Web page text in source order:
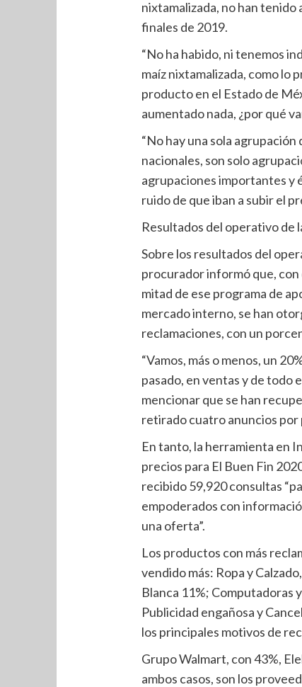
nixtamalizada, no han
finales de 2019.
“No ha habido, ni tenemos
maíz nixtamalizada, como lo
producto en el Estado de
aumentado nada, ¿por qué
“No hay una sola
nacionales, son solo
agrupaciones importantes y
ruido de que iban a subir el
Resultados del operativo de
Sobre los resultados del
procurador informó que, con
mitad de ese programa de
mercado interno, se han
reclamaciones, con un
“Vamos, más o menos, un
pasado, en ventas y de todo
mencionar que se han
retirado cuatro anuncios por
En tanto, la herramienta en
precios para El Buen Fin
recibido 59,920 consultas
empoderados con
una oferta”.
Los productos con más
vendido más: Ropa y
Blanca 11%; Computadoras
Publicidad engañosa y
los principales motivos de
Grupo Walmart, con 43%,
ambos casos, son los